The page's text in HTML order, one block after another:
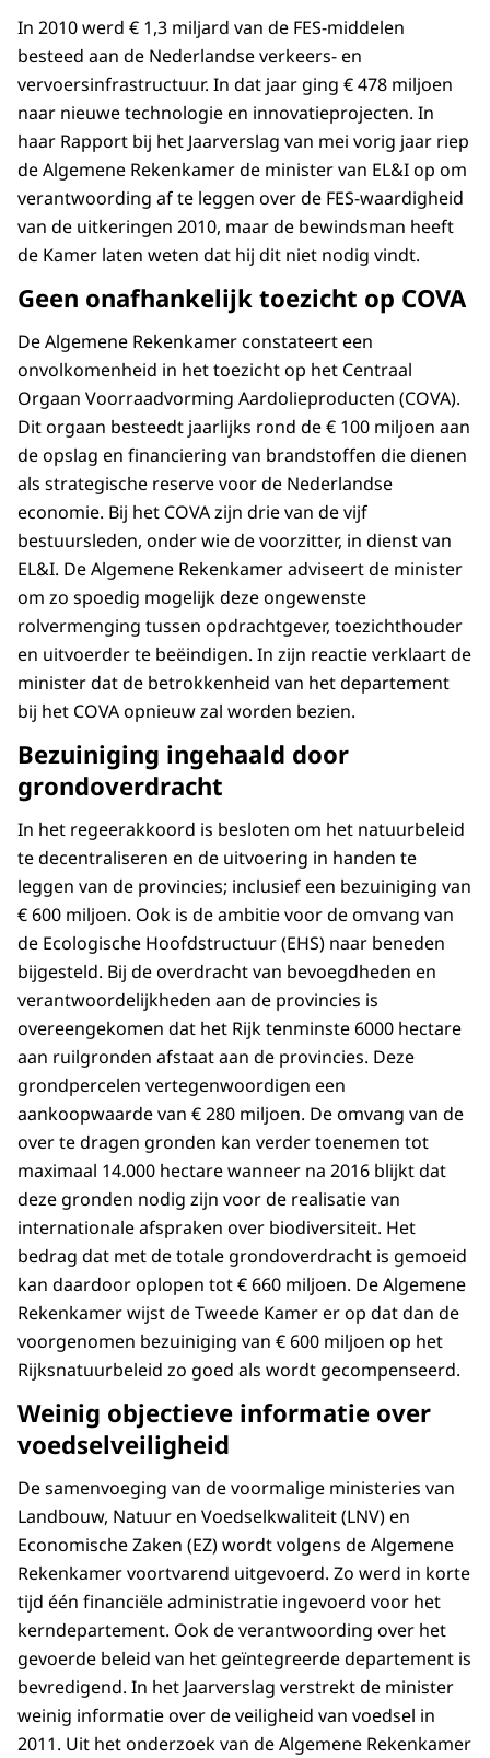
In 2010 werd € 1,3 miljard van de FES-middelen
besteed aan de Nederlandse verkeers- en
vervoersinfrastructuur. In dat jaar ging € 478 miljoen
naar nieuwe technologie en innovatieprojecten. In
haar Rapport bij het Jaarverslag van mei vorig jaar riep
de Algemene Rekenkamer de minister van EL&I op om
verantwoording af te leggen over de FES-waardigheid
van de uitkeringen 2010, maar de bewindsman heeft
de Kamer laten weten dat hij dit niet nodig vindt.
Geen onafhankelijk toezicht op COVA
De Algemene Rekenkamer constateert een
onvolkomenheid in het toezicht op het Centraal
Orgaan Voorraadvorming Aardolieproducten (COVA).
Dit orgaan besteedt jaarlijks rond de € 100 miljoen aan
de opslag en financiering van brandstoffen die dienen
als strategische reserve voor de Nederlandse
economie. Bij het COVA zijn drie van de vijf
bestuursleden, onder wie de voorzitter, in dienst van
EL&I. De Algemene Rekenkamer adviseert de minister
om zo spoedig mogelijk deze ongewenste
rolvermenging tussen opdrachtgever, toezichthouder
en uitvoerder te beëindigen. In zijn reactie verklaart de
minister dat de betrokkenheid van het departement
bij het COVA opnieuw zal worden bezien.
Bezuiniging ingehaald door
grondoverdracht
In het regeerakkoord is besloten om het natuurbeleid
te decentraliseren en de uitvoering in handen te
leggen van de provincies; inclusief een bezuiniging van
€ 600 miljoen. Ook is de ambitie voor de omvang van
de Ecologische Hoofdstructuur (EHS) naar beneden
bijgesteld. Bij de overdracht van bevoegdheden en
verantwoordelijkheden aan de provincies is
overeengekomen dat het Rijk tenminste 6000 hectare
aan ruilgronden afstaat aan de provincies. Deze
grondpercelen vertegenwoordigen een
aankoopwaarde van € 280 miljoen. De omvang van de
over te dragen gronden kan verder toenemen tot
maximaal 14.000 hectare wanneer na 2016 blijkt dat
deze gronden nodig zijn voor de realisatie van
internationale afspraken over biodiversiteit. Het
bedrag dat met de totale grondoverdracht is gemoeid
kan daardoor oplopen tot € 660 miljoen. De Algemene
Rekenkamer wijst de Tweede Kamer er op dat dan de
voorgenomen bezuiniging van € 600 miljoen op het
Rijksnatuurbeleid zo goed als wordt gecompenseerd.
Weinig objectieve informatie over
voedselveiligheid
De samenvoeging van de voormalige ministeries van
Landbouw, Natuur en Voedselkwaliteit (LNV) en
Economische Zaken (EZ) wordt volgens de Algemene
Rekenkamer voortvarend uitgevoerd. Zo werd in korte
tijd één financiële administratie ingevoerd voor het
kerndepartement. Ook de verantwoording over het
gevoerde beleid van het geïntegreerde departement is
bevredigend. In het Jaarverslag verstrekt de minister
weinig informatie over de veiligheid van voedsel in
2011. Uit het onderzoek van de Algemene Rekenkamer